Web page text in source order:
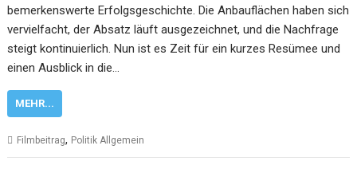
bemerkenswerte Erfolgsgeschichte. Die Anbauflächen haben sich
vervielfacht, der Absatz läuft ausgezeichnet, und die Nachfrage
steigt kontinuierlich. Nun ist es Zeit für ein kurzes Resümee und
einen Ausblick in die…
MEHR...
Filmbeitrag, Politik Allgemein